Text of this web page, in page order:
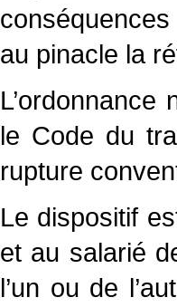
au pinacle la
le Code du
rupture
Le dispositif
et au salarié
l’un ou de